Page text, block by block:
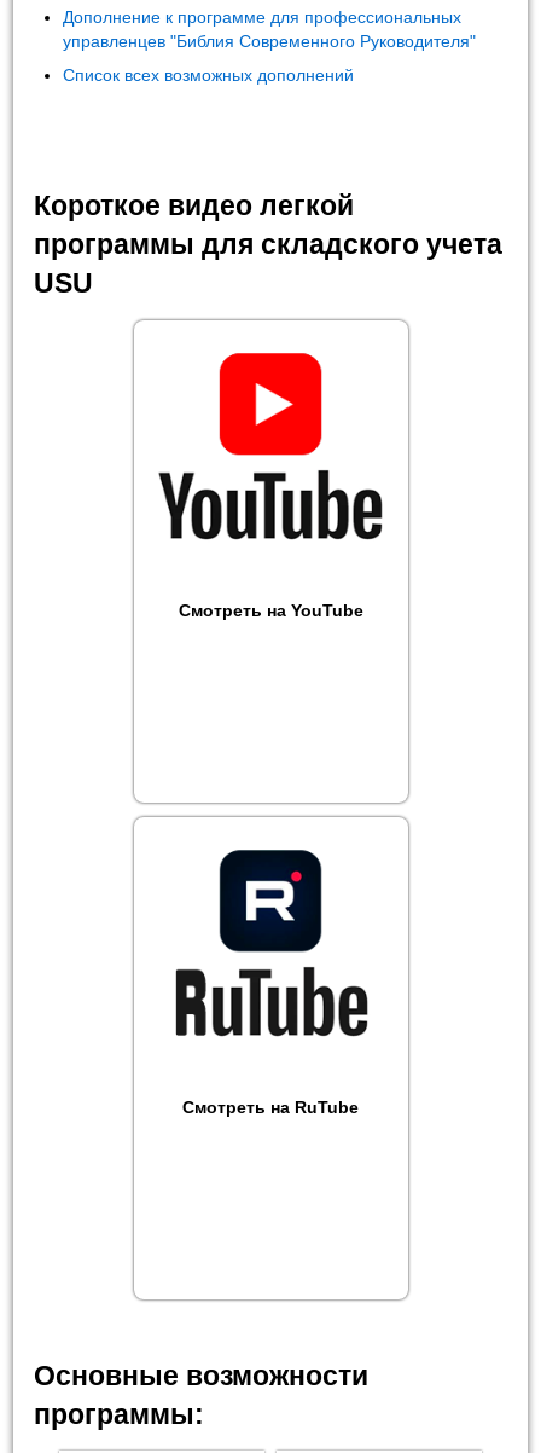
Дополнение к программе для профессиональных
управленцев "Библия Современного Руководителя"
Список всех возможных дополнений
Короткое видео легкой
программы для складского учета
USU
Смотреть на YouTube
Смотреть на RuTube
Основные возможности
программы: